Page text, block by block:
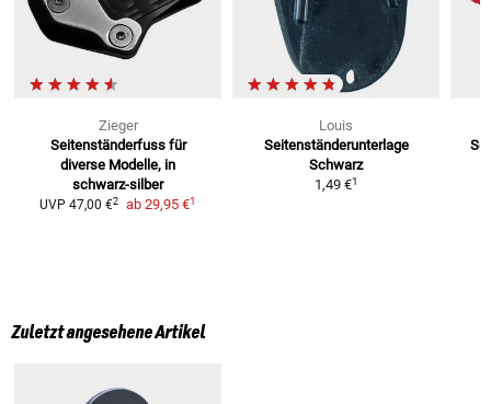
Zieger
Seitenständerfuss für
diverse Modelle, in
schwarz-silber
UVP 47,00 €2 ab 29,95 €1
Louis
Seitenständerunterlage
Schwarz
1,49 €1
Zuletzt angesehene Artikel